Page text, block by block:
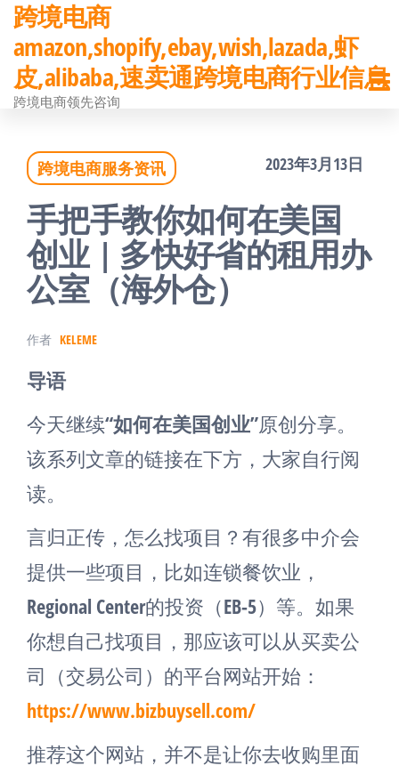
前
往
内
跨境电商
amazon,shopify,ebay,wish,lazada,虾
皮,alibaba,速卖通跨境电商行业信息
跨境电商领先咨询
跨境电商服务资讯 2023年3月13日
手把手教你如何在美国
创业 | 多快好省的租用办
公室（海外仓）
作者 KELEME
导语
今天继续“如何在美国创业”原创分享。
该系列文章的链接在下方，大家自行阅
读。
言归正传，怎么找项目？有很多中介会
提供一些项目，比如连锁餐饮业，
Regional Center的投资（EB-5）等。如果
你想自己找项目，那应该可以从买卖公
司（交易公司）的平台网站开始：
https://www.bizbuysell.com/
推荐这个网站，并不是让你去收购里面